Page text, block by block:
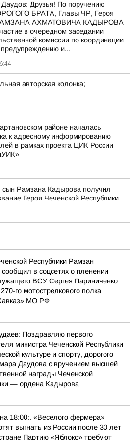
Друзья! По поручению
БРАТА, Главы ЧР, Героя
АХМАТОВИЧА КАДЫРОВА
в очередном заседании
комиссии по координации
предупреждению и...
авторская колонка;
районе началась
к адресному информированию
в рамках проекта ЦИК России
Рамзана Кадырова получил
Героя Чеченской Республики
Республики Рамзан
в соцсетях о пленении
ВСУ Сергея Париниченко
го мотострелкового полка
МО РФ
Поздравляю первого
министра Чеченской Республики
культуре и спорту, дорогого
Даудова с вручением высшей
награды Чеченской
— ордена Кадырова
18:00:. «Веселого фермера»
выгнать из России после 30 лет
Партию «Яблоко» требуют